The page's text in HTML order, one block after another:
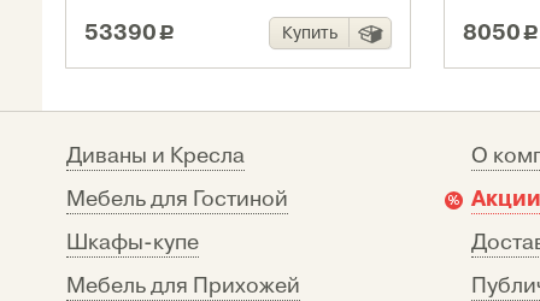
53390 c Купить 8050 c
Диваны и Кресла
Мебель для Гостиной
Шкафы-купе
Мебель для Прихожей
О